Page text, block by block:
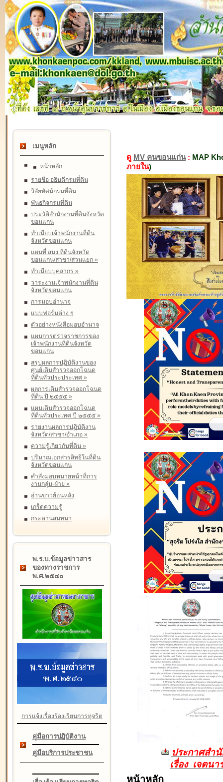
เมนูหลัก
หน้าหลัก
รายชื่อ อธิบดีกรมที่ดิน
วิสัยทัศน์กรมที่ดิน
พันธกิจกรมที่ดิน
ประวัติสำนักงานที่ดินจังหวัด
ขอนแก่น
ทำเนียบเจ้าพนักงานที่ดิน
จังหวัดขอนแก่น
แผนที่ สนง.ที่ดินจังหวัด
ขอนแก่น/สาขา/ส่วนแยก »
ทำเนียบบุคลากร »
วาระงานเจ้าพนักงานที่ดิน
จังหวัดขอนแก่น
การมอบอำนาจ
แบบฟอร์มต่าง ๆ
ตัวอย่างหนังสือมอบอำนาจ
แผนการตรวจราชการของ
เจ้าพนักงานที่ดินจังหวัด
ขอนแก่น
สรุปผลการปฏิบัติงานของ
ศูนย์เดินสำรวจออกโฉนด
ที่ดินทั่วประประเทศ »
ผลการเดินสำรวจออกโฉนด
ที่ดิน ปี ๒๕๕๕ »
แผนเดินสำรวจออกโฉนด
ที่ดินทั่วประเทศ ปี ๒๕๕๕ »
รายงานผลการปฏิบัติงาน
จังหวัด/สาขา/อำเภอ »
ความรู้เกี่ยวกับที่ดิน »
ปริมาณเอกสารสิทธิในที่ดิน
จังหวัดขอนแก่น
คำสั่งมอบหมายหน้าที่การ
งานกลุ่ม-ฝ่าย »
อ่านข่าวย้อนหลัง
เกร็ดความรู้
กระดานสนทนา
พ.ร.บ.ข้อมูลข่าวสาร
ของทางราชการ
พ.ศ.๒๕๔๐
การแจ้งเรื่องร้องเรียนการทุจริต
คู่มือการปฏิบัติงาน
คู่มือบริการประชาชน
ดู MV คนขอนแก่น: MAP
ภายใน)
ประกาศสำ
เรื่อง เจตน
หน้าหลัก